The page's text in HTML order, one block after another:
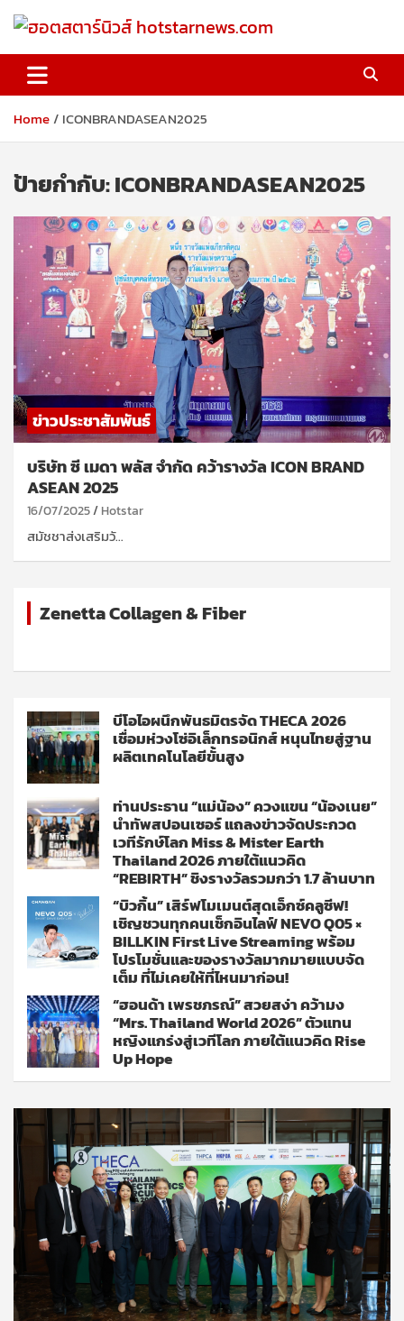
ฮอตสตาร์นิวส์ hotstarnews.com
Home ICONBRANDASEAN2025
ป้ายกำกับ:ICONBRANDASEAN2025
ข่าวประชาสัมพันธ์
บริษัท ซี เมดา พลัส จำกัด คว้ารางวัล ICON BRAND
ASEAN 2025
16/07/2025 Hotstar
สมัชชาส่งเสริมวั…
Zenetta Collagen & Fiber
บีโอไอผนึกพันธมิตรจัด THECA 2026
เชื่อมห่วงโซ่อิเล็กทรอนิกส์ หนุนไทยสู่ฐาน
ผลิตเทคโนโลยีขั้นสูง
ท่านประธาน “แม่น้อง” ควงแขน “น้องเนย”
นำทัพสปอนเซอร์ แถลงข่าวจัดประกวด
เวทีรักษ์โลก Miss & Mister Earth
Thailand 2026 ภายใต้แนวคิด
“REBIRTH” ชิงรางวัลรวมกว่า 1.7 ล้านบาท
“บิวกิ้น” เสิร์ฟโมเมนต์สุดเอ็กซ์คลูซีฟ!
เชิญชวนทุกคนเช็กอินไลฟ์ NEVO Q05 ×
BILLKIN First Live Streaming พร้อม
โปรโมชั่นและของรางวัลมากมายแบบจัด
เต็ม ที่ไม่เคยให้ที่ไหนมาก่อน!
“ฮอนด้า เพรชภรณ์” สวยสง่า คว้ามง
“Mrs. Thailand World 2026” ตัวแทน
หญิงแกร่งสู่เวทีโลก ภายใต้แนวคิด Rise
Up Hope